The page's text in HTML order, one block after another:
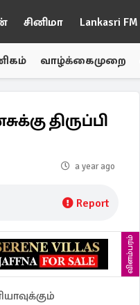
சினிமா Lankasri FM
வாழ்க்கைமுறை
திருப்பி
a year ago
Report
விளம்பரம்